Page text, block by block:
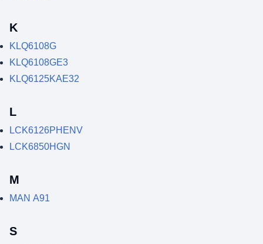
K
KLQ6108G
KLQ6108GE3
KLQ6125KAE32
L
LCK6126PHENV
LCK6850HGN
M
MAN A91
S